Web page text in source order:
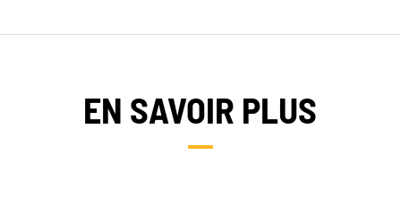
EN SAVOIR PLUS